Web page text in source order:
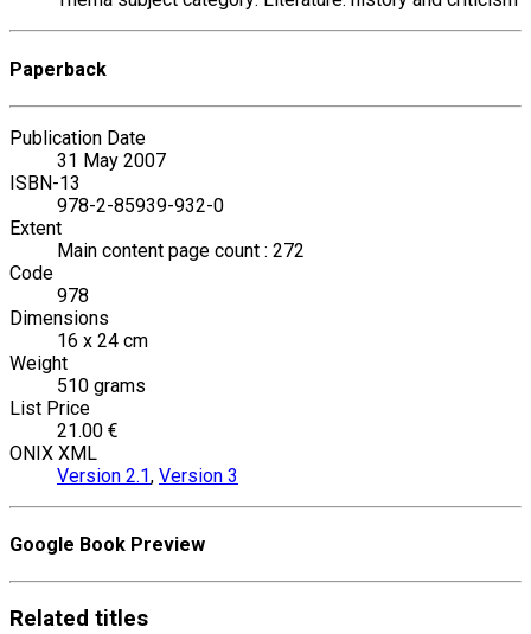
Paperback
Publication Date
31 May 2007
ISBN-13
978-2-85939-932-0
Extent
Main content page count : 272
Code
978
Dimensions
16 x 24 cm
Weight
510 grams
List Price
21.00 €
ONIX XML
Version 2.1, Version 3
Google Book Preview
Related titles